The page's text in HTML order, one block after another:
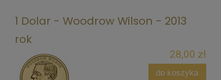
1 Dolar - Woodrow Wilson - 2013
rok
28,00 zł
do koszyka